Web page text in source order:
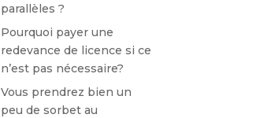
parallèles ?
Pourquoi payer une
redevance de licence si ce
n’est pas nécessaire?
Vous prendrez bien un
peu de sorbet au